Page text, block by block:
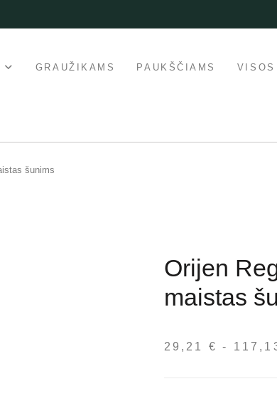
GRAUŽIKAMS PAUKŠČIAMS VISOS
šunims
Orijen
maistas
29,21 € -